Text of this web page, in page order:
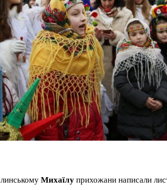
Михаїлу прихожани написали